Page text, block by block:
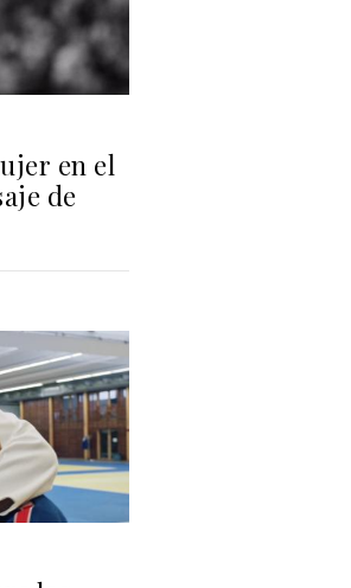
en el
de